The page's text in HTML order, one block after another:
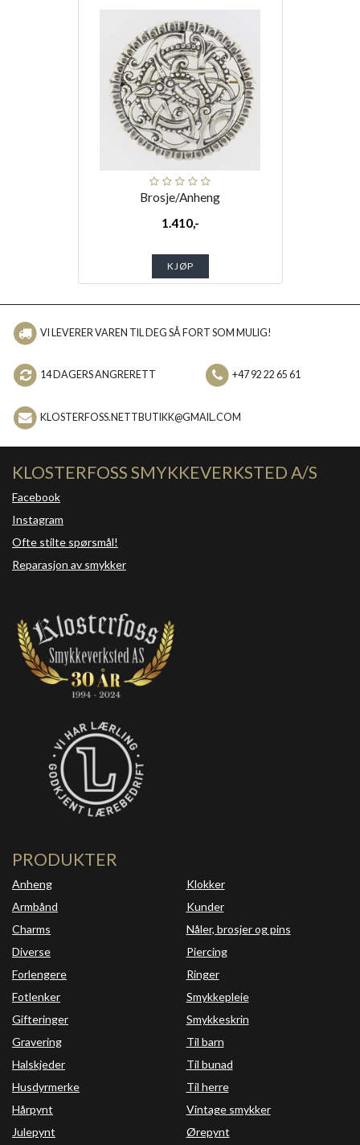
Brosje/Anheng
1.410,-
KJØP
VI LEVERER VAREN TIL DEG SÅ FORT SOM MULIG!
14 DAGERS ANGRERETT +47 92 22 65 61
KLOSTERFOSS.NETTBUTIKK@GMAIL.COM
KLOSTERFOSS SMYKKEVERKSTED A/S
Facebook
Instagram
Ofte stilte spørsmål!
Reparasjon av smykker
PRODUKTER
Anheng
Armbånd
Charms
Diverse
Forlengere
Fotlenker
Gifteringer
Gravering
Halskjeder
Husdyrmerke
Hårpynt
Julepynt
Klokker
Kunder
Nåler, brosjer og pins
Piercing
Ringer
Smykkepleie
Smykkeskrin
Til barn
Til bunad
Til herre
Vintage smykker
Ørepynt